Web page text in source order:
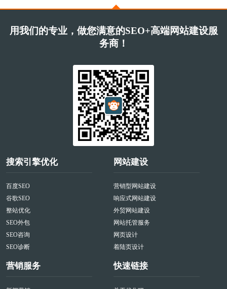
用我们的专业，做您满意的SEO+高端网站建设服
务商！
搜索引擎优化
百度SEO
谷歌SEO
整站优化
SEO外包
SEO咨询
SEO诊断
网站建设
营销型网站建设
响应式网站建设
外贸网站建设
网站托管服务
网页设计
着陆页设计
营销服务 快速链接